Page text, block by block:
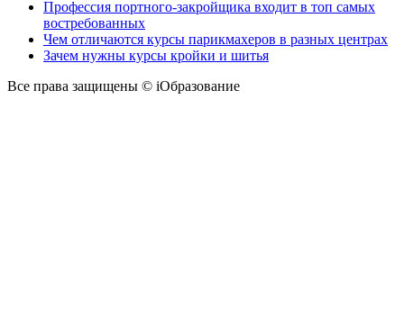
Профессия портного-закройщика входит в топ самых
востребованных
Чем отличаются курсы парикмахеров в разных центрах
Зачем нужны курсы кройки и шитья
Все права защищены © iОбразование